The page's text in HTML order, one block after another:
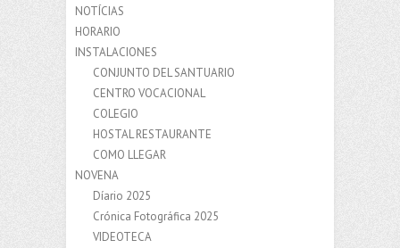
NOTÍCIAS
HORARIO
INSTALACIONES
CONJUNTO DEL SANTUARIO
CENTRO VOCACIONAL
COLEGIO
HOSTAL RESTAURANTE
COMO LLEGAR
NOVENA
Díario 2025
Crónica Fotográfica 2025
VIDEOTECA